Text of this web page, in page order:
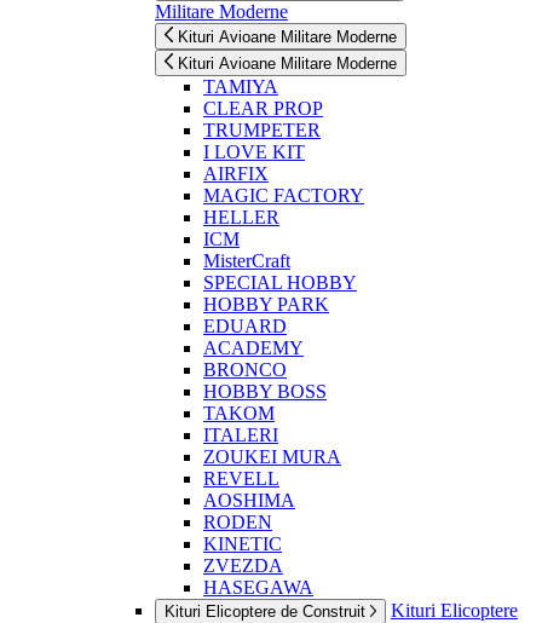
Militare Moderne
Kituri Avioane Militare Moderne
Kituri Avioane Militare Moderne
TAMIYA
CLEAR PROP
TRUMPETER
I LOVE KIT
AIRFIX
MAGIC FACTORY
HELLER
ICM
MisterCraft
SPECIAL HOBBY
HOBBY PARK
EDUARD
ACADEMY
BRONCO
HOBBY BOSS
TAKOM
ITALERI
ZOUKEI MURA
REVELL
AOSHIMA
RODEN
KINETIC
ZVEZDA
HASEGAWA
Kituri Elicoptere de Construit
Kituri Elicoptere